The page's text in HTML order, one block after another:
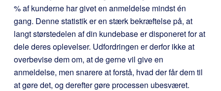
% af kunderne har givet en anmeldelse mindst én
gang. Denne statistik er en stærk bekræftelse på, at
langt størstedelen af din kundebase er disponeret for at
dele deres oplevelser. Udfordringen er derfor ikke at
overbevise dem om, at de gerne vil give en
anmeldelse, men snarere at forstå, hvad der får dem til
at gøre det, og derefter gøre processen ubesværet.